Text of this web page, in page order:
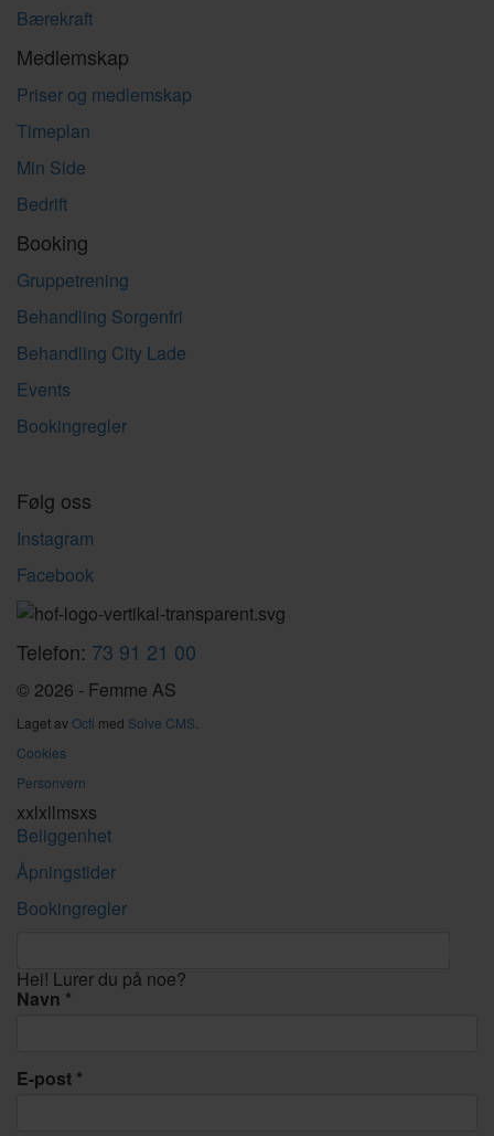
Bærekraft
Medlemskap
Priser og medlemskap
Timeplan
Min Side
Bedrift
Booking
Gruppetrening
Behandling Sorgenfri
Behandling City Lade
Events
Bookingregler
Følg oss
Instagram
Facebook
Telefon: 73 91 21 00
© 2026 - Femme AS
Laget avOcti med Solve CMS
Cookies
Personvern
xxlxllmsxs
Beliggenhet
Åpningstider
Bookingregler
Hei! Lurer du på noe?
Navn
E-post